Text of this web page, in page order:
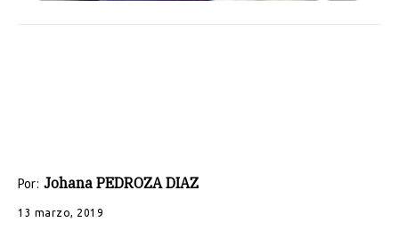
Por: Johana PEDROZA DIAZ
13 marzo, 2019